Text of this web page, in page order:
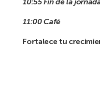
10:55 Fin de la
11:00 Café
Fortalece tu